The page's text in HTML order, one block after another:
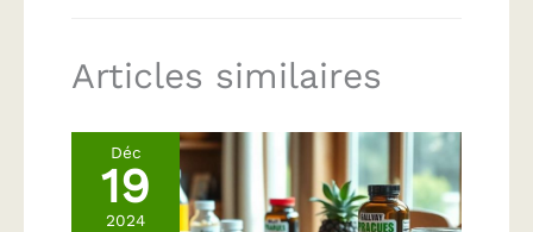
Articles similaires
Déc
19
2024